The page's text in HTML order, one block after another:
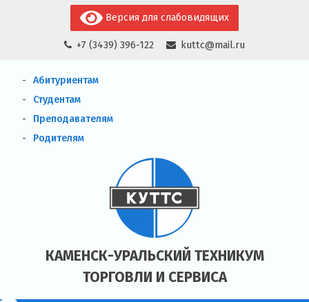
+7 (3439) 396-122 kuttc@mail.ru
Версия для слабовидящих
КАМЕНСК-УРАЛЬСКИЙ ТЕХНИКУМ
ТОРГОВЛИ И СЕРВИСА
Абитуриентам
Студентам
Преподавателям
Родителям